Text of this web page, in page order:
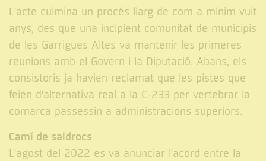
L'acte culmina un procés llarg de com a mínim vuit
anys, des que una incipient comunitat de municipis
de les Garrigues Altes va mantenir les primeres
reunions amb el Govern i la Diputació. Abans, els
consistoris ja havien reclamat que les pistes que
feien d'alternativa real a la C-233 per vertebrar la
comarca passessin a administracions superiors.
Camí de saldrocs
L'agost del 2022 es va anunciar l'acord entre la